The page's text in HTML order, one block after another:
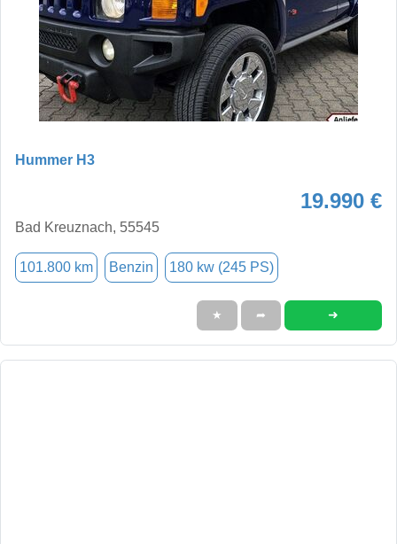
Hummer H3
19.990 €
Bad Kreuznach, 55545
101.800 km Benzin 180 kw (245 PS)
★ ➦ ➜